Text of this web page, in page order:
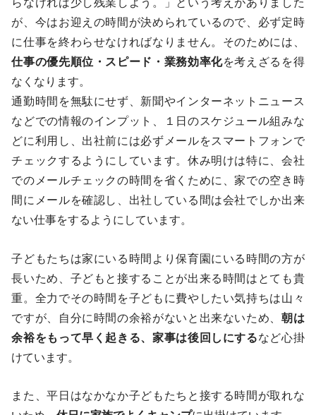
が、今はお迎えの時間が決められているので、必ず定時
に仕事を終わらせなければなりません。そのためには、
仕事の優先順位・スピード・業務効率化を考えざるを得
なくなります。
通勤時間を無駄にせず、新聞やインターネットニュース
などでの情報のインプット、１日のスケジュール組みな
どに利用し、出社前には必ずメールをスマートフォンで
チェックするようにしています。休み明けは特に、会社
でのメールチェックの時間を省くために、家での空き時
間にメールを確認し、出社している間は会社でしか出来
ない仕事をするようにしています。
子どもたちは家にいる時間より保育園にいる時間の方が
長いため、子どもと接することが出来る時間はとても貴
重。全力でその時間を子どもに費やしたい気持ちは山々
ですが、自分に時間の余裕がないと出来ないため、 朝は
余裕をもって早く起きる、家事は後回しにするなど心掛
けています。
また、平日はなかなか子どもたちと接する時間が取れな